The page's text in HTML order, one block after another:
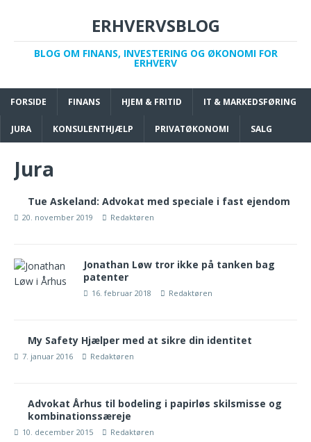
ERHVERVSBLOG
BLOG OM FINANS, INVESTERING OG ØKONOMI FOR
ERHVERV
FORSIDE FINANS HJEM & FRITID IT & MARKEDSFØRING
JURA KONSULENTHJÆLP PRIVATØKONOMI SALG
Jura
Tue Askeland: Advokat med speciale i fast ejendom
20. november 2019 Redaktøren
Jonathan Løw tror ikke på tanken bag
patenter
16. februar 2018 Redaktøren
My Safety Hjælper med at sikre din identitet
7. januar 2016 Redaktøren
Advokat Århus til bodeling i papirløs skilsmisse og
kombinationssæreje
10. december 2015 Redaktøren